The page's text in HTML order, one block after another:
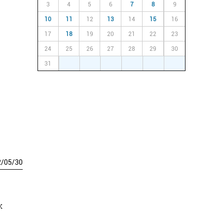
/05/30
3 4 5 6 7 8 9
10 11 12 13 14 15 16
17 18 19 20 21 22 23
24 25 26 27 28 29 30
31